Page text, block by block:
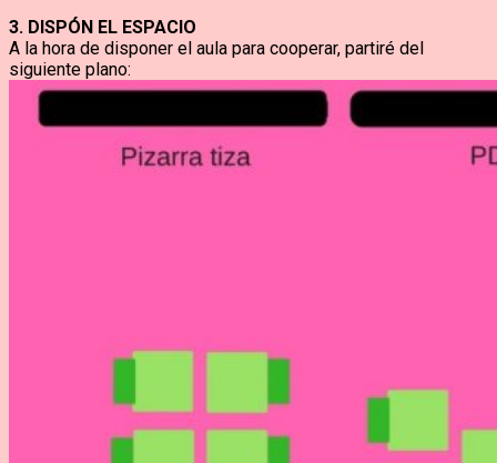
3. DISPÓN EL ESPACIO
A la hora de disponer el aula para cooperar, partiré del
siguiente plano: